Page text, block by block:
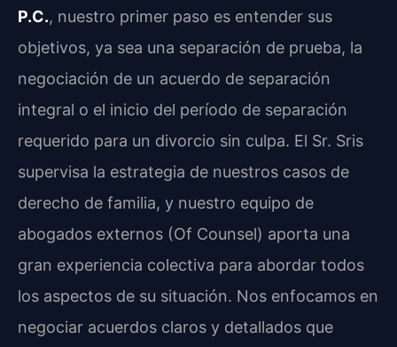
P.C., nuestro primer paso es entender sus
objetivos, ya sea una separación de prueba, la
negociación de un acuerdo de separación
integral o el inicio del período de separación
requerido para un divorcio sin culpa. El Sr. Sris
supervisa la estrategia de nuestros casos de
derecho de familia, y nuestro equipo de
abogados externos (Of Counsel) aporta una
gran experiencia colectiva para abordar todos
los aspectos de su situación. Nos enfocamos en
negociar acuerdos claros y detallados que